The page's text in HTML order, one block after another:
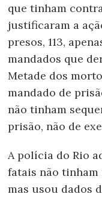
que tinham
justificaram a
presos, 113,
mandados que
Metade dos
mandado de
não tinham
prisão, não de
A polícia do Rio
fatais não
mas usou dados